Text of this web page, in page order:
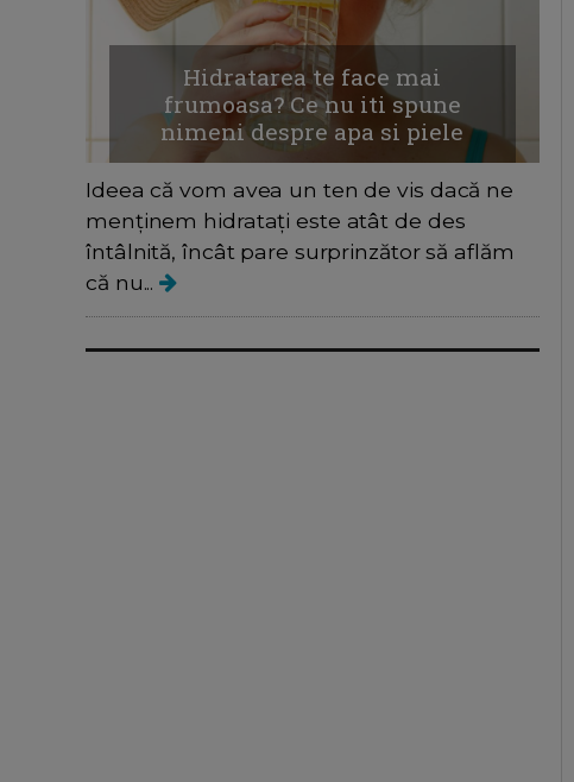
Hidratarea te face mai
frumoasa? Ce nu iti spune
nimeni despre apa si piele
Ideea că vom avea un ten de vis dacă ne
menținem hidratați este atât de des
întâlnită, încât pare surprinzător să aflăm
că nu...